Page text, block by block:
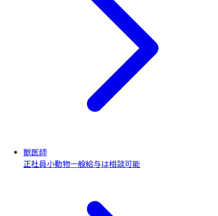
獣医師
正社員小動物一般給与は相談可能